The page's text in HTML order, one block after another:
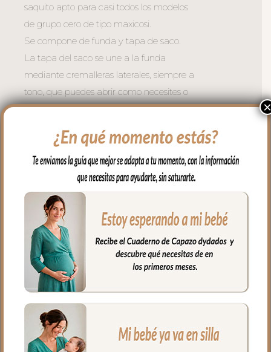
saquito apto para casi todos los modelos
de grupo cero de tipo maxicosi.
Se compone de funda y tapa de saco.
La tapa del saco se une a la funda
mediante cremalleras laterales, siempre a
tono, que puedes abrir como necesites o
quitar la tapa entera y te queda la funda
Para el tejido de la funda puedes elegir
en piqué de algodón o en pelo corto liso.
Con un relleno de micro fibra hueca para
mayor confort del bebé y muy buena
transpirabilidad. Por el revés un tejido
rejilla 3D para una mejor ventilación.
Ojales en respaldo y culete para la salida
de arneses. Traseras ajustadas con goma
en la parte superior y en la inferior para
que quede bien sujeta.
La tapa del saco en tejido polipiel
bordada; una polipiel sintética muy suave
×